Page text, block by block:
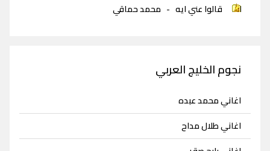
قالوا عني ايه - محمد حماقي
نجوم الخليج العربي
اغاني محمد عبده
اغاني طلال مداح